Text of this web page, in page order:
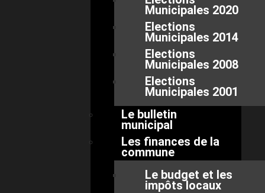
Municipales 2020
Elections
Municipales 2014
Elections
Municipales 2008
Elections
Municipales 2001
Le bulletin
municipal
Les finances de la
commune
Le budget et les
impôts locaux